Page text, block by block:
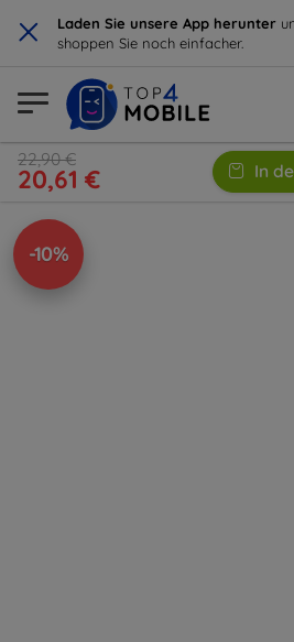
× Laden Sie unsere App herunter
shoppen Sie noch einfacher.
22,90 €
20,61 € In
-10%